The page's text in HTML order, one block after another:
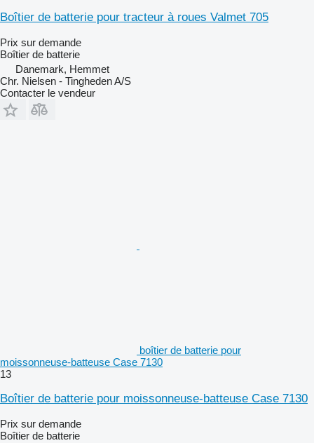
Boîtier de batterie pour tracteur à roues Valmet 705
Prix sur demande
Boîtier de batterie
Danemark, Hemmet
Chr. Nielsen - Tingheden A/S
Contacter le vendeur
boîtier de batterie pour
moissonneuse-batteuse Case 7130
13
Boîtier de batterie pour moissonneuse-batteuse Case 7130
Prix sur demande
Boîtier de batterie